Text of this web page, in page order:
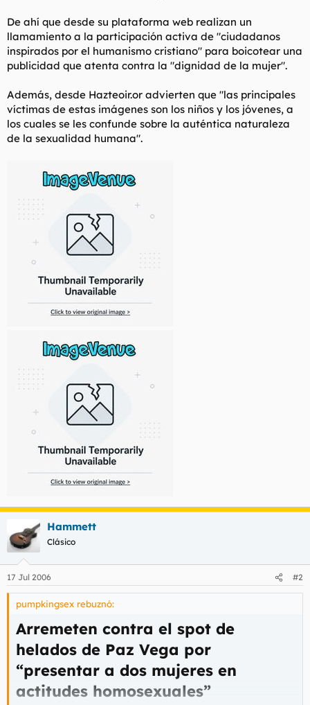
De ahí que desde su plataforma web realizan un
llamamiento a la participación activa de "ciudadanos
inspirados por el humanismo cristiano" para boicotear una
publicidad que atenta contra la "dignidad de la mujer".
Además, desde Hazteoir.or advierten que "las principales
víctimas de estas imágenes son los niños y los jóvenes, a
los cuales se les confunde sobre la auténtica naturaleza
de la sexualidad humana".
Hammett
Clásico
17 Jul 2006 #2
pumpkingsex rebuznó:
Arremeten contra el spot de
helados de Paz Vega por
“presentar a dos mujeres en
actitudes homosexuales”